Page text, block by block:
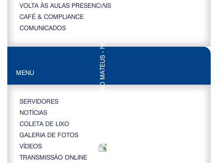
VOLTA ÀS AULAS PRESENCIAIS
CAFÉ & COMPLIANCE
COMUNICADOS
MENU
SERVIDORES
NOTÍCIAS
COLETA DE LIXO
GALERIA DE FOTOS
VÍDEOS
TRANSMISSÃO ONLINE